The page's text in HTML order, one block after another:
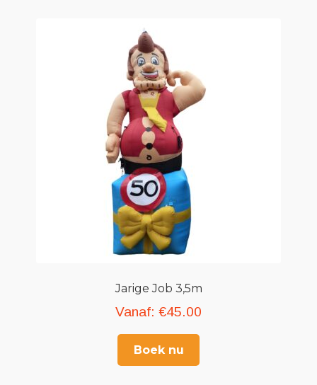
Jarige Job 3,5m
Vanaf: €45.00
Boek nu